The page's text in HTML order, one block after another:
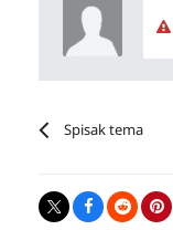
Spisak tema